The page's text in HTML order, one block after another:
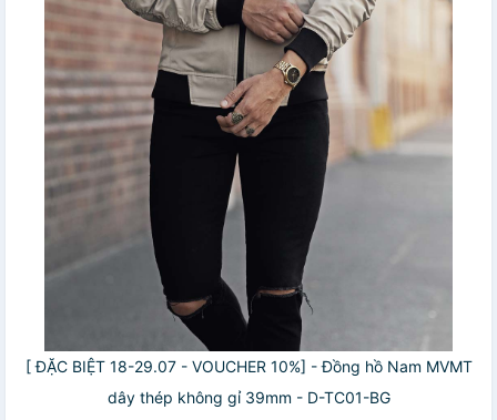
[ ĐẶC BIỆT 18-29.07 - VOUCHER 10%] - Đồng hồ Nam MVMT
dây thép không gỉ 39mm - D-TC01-BG